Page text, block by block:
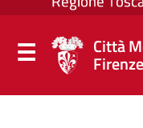
Città
Firenze